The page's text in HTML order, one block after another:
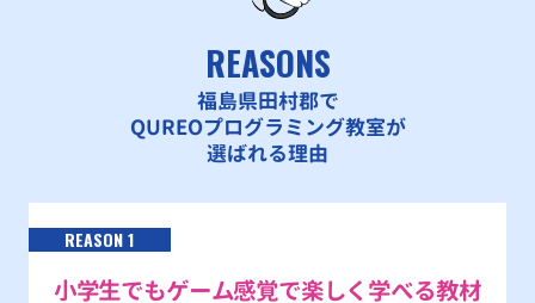
REASONS
福島県田村郡で
QUREOプログラミング教室が
選ばれる理由
REASON 1
小学生でもゲーム感覚で楽しく学べる教材